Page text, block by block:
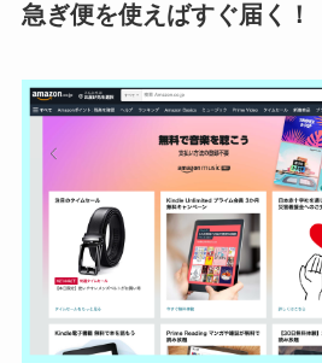
急ぎ便を使えばすぐ届く！